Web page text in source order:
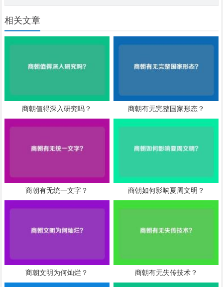
相关文章
商朝值得深入研究吗？ 商朝有无完整国家形态？
商朝有无统一文字？ 商朝如何影响夏周文明？
商朝文明为何灿烂？ 商朝有无失传技术？